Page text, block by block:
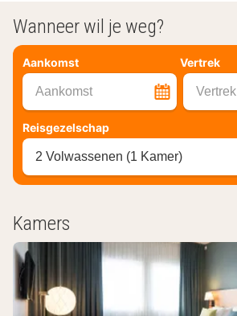
Wanneer wil je weg?
Aankomst Vertrek
Aankomst Vertrek
Reisgezelschap
2 Volwassenen (1 Kamer)
Kamers